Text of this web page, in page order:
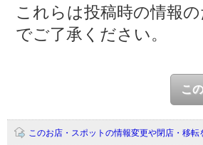
これらは投稿時の情報
でご了承ください。
こ
このお店・スポットの情報変更や閉店・移転